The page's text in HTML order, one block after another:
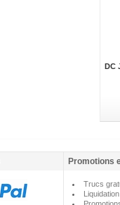
DC
Promotions
Trucs
Liquidation